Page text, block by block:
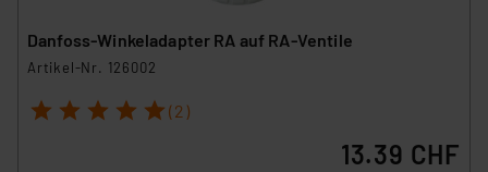
Danfoss-Winkeladapter RA auf RA-Ventile
Artikel-Nr. 126002
1 2 3 4 5 (2)
13.39 CHF